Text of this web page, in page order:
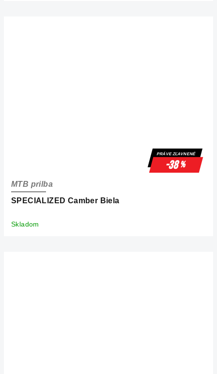
PRÁVE ZĽAVNENÉ
-38%
SPECIALIZED Camber Biela
MTB prilba
Skladom